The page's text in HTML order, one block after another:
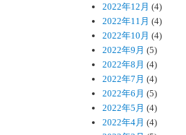
2022年12月 (4)
2022年11月 (4)
2022年10月 (4)
2022年9月 (5)
2022年8月 (4)
2022年7月 (4)
2022年6月 (5)
2022年5月 (4)
2022年4月 (4)